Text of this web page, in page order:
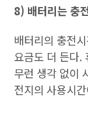
8) 배터리는 충
배터리의 충전
요금도 더 든다.
무런 생각 없이
전지의 사용시